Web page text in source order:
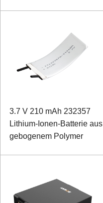
3.7 V 210 mAh 232357
Lithium-Ionen-Batterie aus
gebogenem Polymer